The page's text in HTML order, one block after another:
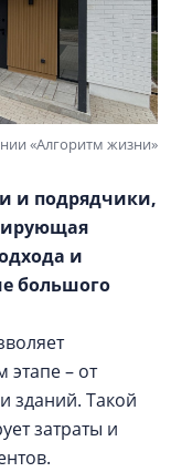
«Алгоритм жизни»
и подрядчики,
и
большого
этапе – от
зданий. Такой
затраты и